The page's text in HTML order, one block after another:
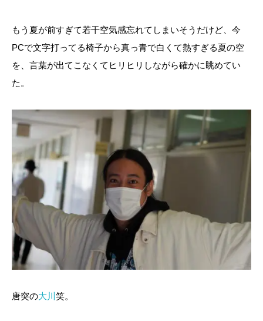
もう夏が前すぎて若干空気感忘れてしまいそうだけど、今
PCで文字打ってる椅子から真っ青で白くて熱すぎる夏の空
を、言葉が出てこなくてヒリヒリしながら確かに眺めてい
た。
唐突の大川 笑。